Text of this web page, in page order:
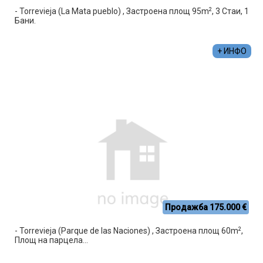
- Torrevieja (La Mata pueblo) , Застроена площ 95m2, 3 Стаи, 1
Бани.
+ ИНФО
Продажба 175.000 €
- Torrevieja (Parque de las Naciones) , Застроена площ 60m2,
Площ на парцела...